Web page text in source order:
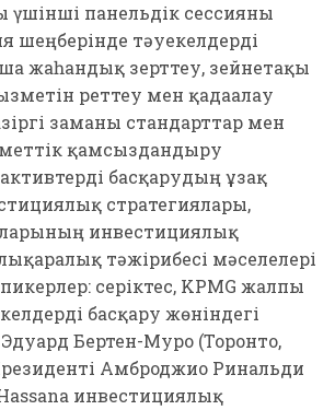
үшінші панельдік сессияны
шеңберінде тәуекелдерді
жаһандық зерттеу, зейнетақы
реттеу мен қадағалау
заманғы стандарттар мен
қамсыздандыру
басқарудың ұзақ
стратегиялары,
инвестициялық
тәжірибесі мәселелері
серіктес, KPMG жалпы
басқару жөніндегі
Бертен-Муро (Торонто,
Амброджио Ринальди
инвестициялық